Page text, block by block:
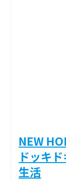
NEW
ドッキ
生活